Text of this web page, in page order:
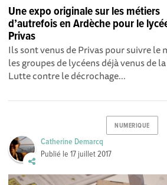
Une expo originale sur les métiers
d’autrefois en Ardèche pour le
Privas
Ils sont venus de Privas pour suivre le
les groupes de lycéens déjà venus de
Lutte contre le décrochage...
NUMERIQUE
Catherine Demarcq
Publié le17 juillet 2017